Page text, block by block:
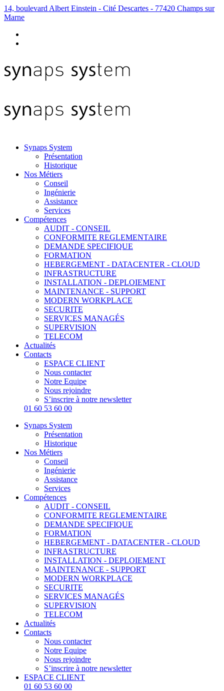
14, boulevard Albert Einstein - Cité Descartes - 77420 Champs sur
Marne
Synaps System
Présentation
Historique
Nos Métiers
Conseil
Ingénierie
Assistance
Services
Compétences
AUDIT - CONSEIL
CONFORMITE REGLEMENTAIRE
DEMANDE SPECIFIQUE
FORMATION
HEBERGEMENT - DATACENTER - CLOUD
INFRASTRUCTURE
INSTALLATION - DEPLOIEMENT
MAINTENANCE - SUPPORT
MODERN WORKPLACE
SECURITE
SERVICES MANAGÉS
SUPERVISION
TELECOM
Actualités
Contacts
ESPACE CLIENT
Nous contacter
Notre Equipe
Nous rejoindre
S’inscrire à notre newsletter
01 60 53 60 00
Synaps System
Présentation
Historique
Nos Métiers
Conseil
Ingénierie
Assistance
Services
Compétences
AUDIT - CONSEIL
CONFORMITE REGLEMENTAIRE
DEMANDE SPECIFIQUE
FORMATION
HEBERGEMENT - DATACENTER - CLOUD
INFRASTRUCTURE
INSTALLATION - DEPLOIEMENT
MAINTENANCE - SUPPORT
MODERN WORKPLACE
SECURITE
SERVICES MANAGÉS
SUPERVISION
TELECOM
Actualités
Contacts
Nous contacter
Notre Equipe
Nous rejoindre
S’inscrire à notre newsletter
ESPACE CLIENT
01 60 53 60 00